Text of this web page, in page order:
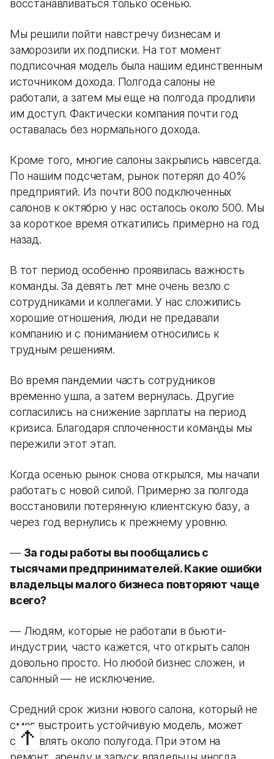
восстанавливаться только осенью.
Мы решили пойти навстречу бизнесам и
заморозили их подписки. На тот момент
подписочная модель была нашим единственным
источником дохода. Полгода салоны не
работали, а затем мы еще на полгода продлили
им доступ. Фактически компания почти год
оставалась без нормального дохода.
Кроме того, многие салоны закрылись навсегда.
По нашим подсчетам, рынок потерял до 40%
предприятий. Из почти 800 подключенных
салонов к октябрю у нас осталось около 500. Мы
за короткое время откатились примерно на год
назад.
В тот период особенно проявилась важность
команды. За девять лет мне очень везло с
сотрудниками и коллегами. У нас сложились
хорошие отношения, люди не предавали
компанию и с пониманием относились к
трудным решениям.
Во время пандемии часть сотрудников
временно ушла, а затем вернулась. Другие
согласились на снижение зарплаты на период
кризиса. Благодаря сплоченности команды мы
пережили этот этап.
Когда осенью рынок снова открылся, мы начали
работать с новой силой. Примерно за полгода
восстановили потерянную клиентскую базу, а
через год вернулись к прежнему уровню.
— За годы работы вы пообщались с
тысячами предпринимателей. Какие ошибки
владельцы малого бизнеса повторяют чаще
всего?
— Людям, которые не работали в бьюти-
индустрии, часто кажется, что открыть салон
довольно просто. Но любой бизнес сложен, и
салонный — не исключение.
Средний срок жизни нового салона, который не
смог выстроить устойчивую модель, может
составлять около полугода. При этом на